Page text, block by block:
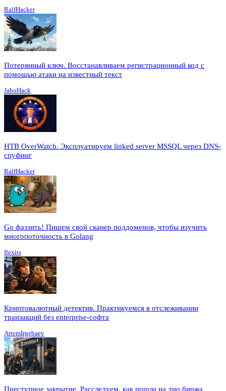
RalfHacker
Потерянный ключ. Восстанавливаем регистрационный код с
помощью атаки на известный текст
JaboHack
HTB OverWatch. Эксплуатируем linked server MSSQL через DNS-
спуфинг
RalfHacker
Go фаззить! Пишем свой сканер поддоменов, чтобы изучить
многопоточность в Golang
flexits
Криптовалютный детектив. Практикуемся в отслеживании
транзакций без enterprise-софта
ArtemIrgebaev
Преступное закрытие. Расследуем, как пошла на дно биржа